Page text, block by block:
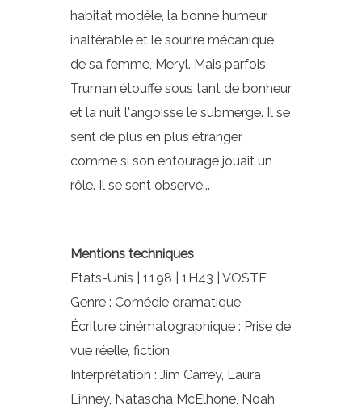
habitat modèle, la bonne humeur
inaltérable et le sourire mécanique
de sa femme, Meryl. Mais parfois,
Truman étouffe sous tant de bonheur
et la nuit l'angoisse le submerge. Il se
sent de plus en plus étranger,
comme si son entourage jouait un
rôle. Il se sent observé...
Mentions techniques
Etats-Unis | 1198 | 1H43 | VOSTF
Genre : Comédie dramatique
Écriture cinématographique : Prise de
vue réelle, fiction
Interprétation : Jim Carrey, Laura
Linney, Natascha McElhone, Noah